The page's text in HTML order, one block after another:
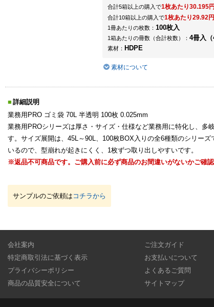
合計5箱以上の購入で1枚あたり30.195円
合計10箱以上の購入で1枚あたり29.92円
1冊あたりの枚数： 100枚入
1箱あたりの冊数（合計枚数）： 4冊入（
素材： HDPE
素材について
詳細説明
業務用PRO ゴミ袋 70L 半透明 100枚 0.025mm
業務用PROシリーズは厚さ・サイズ・仕様など業務用に特化し、多
す。サイズ展開は、45L～90L、100枚BOX入りの全6種類のシリー
いるので、型崩れが起きにくく、1枚ずつ取り出しやすいです。
※返品不可商品です。ご購入前に必ず商品のお間違いがないかご確認
サンプルのご依頼は コチラから
会社案内
特定商取引法に基づく表示
プライバシーポリシー
商品の品質安全について
ご注文ガイド
お支払いについて
よくあるご質問
サイトマップ